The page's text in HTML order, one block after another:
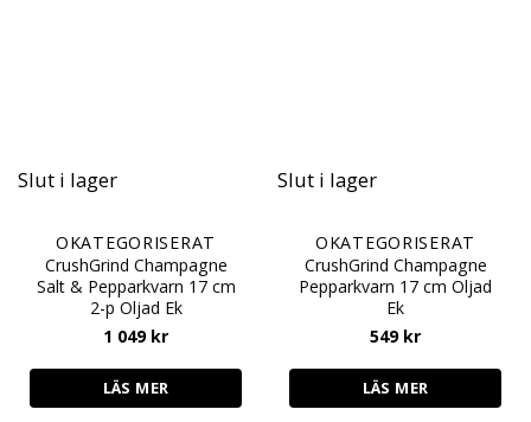
Slut i lager
OKATEGORISERAT
CrushGrind Champagne
Salt & Pepparkvarn 17 cm
2-p Oljad Ek
1 049 kr
LÄS MER
Slut i lager
OKATEGORISERAT
CrushGrind Champagne
Pepparkvarn 17 cm Oljad
Ek
549 kr
LÄS MER